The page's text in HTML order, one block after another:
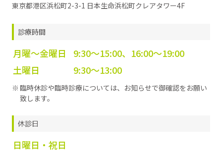
東京都港区浜松町2-3-1 日本生命浜松町クレアタワー4F
診療時間
月曜～金曜日
9:30〜15:00、16:00〜19:00
土曜日
9:30～13:00
臨時休診や臨時診療については、お知らせで御確認をお願い
致します。
休診日
日曜日・祝日